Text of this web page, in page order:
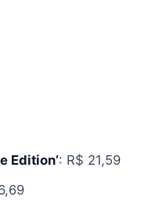
Edition’: R$ 21,59